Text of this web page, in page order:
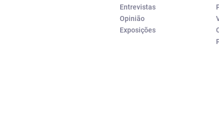
Entrevistas
Opinião
Exposições